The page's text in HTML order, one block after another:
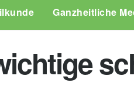
Ganzheitliche